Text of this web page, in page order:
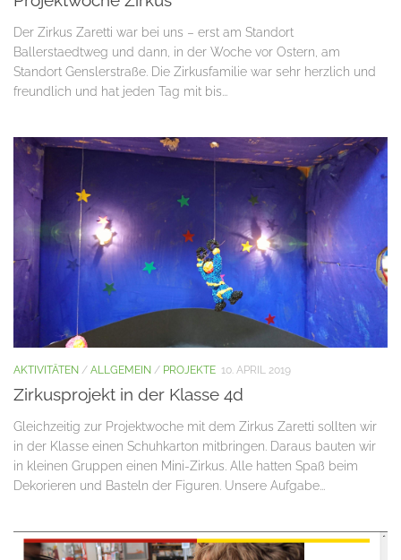
Der Zirkus Zaretti war bei uns – erst am Standort
Ballerstaedtweg und dann, in der Woche vor Ostern, am
Standort Genslerstraße. Die Zirkusfamilie war sehr herzlich und
freundlich und hat jeden Tag mit bis...
AKTIVITÄTEN / ALLGEMEIN / PROJEKTE 10. APRIL 2019
Zirkusprojekt in der Klasse 4d
Gleichzeitig zur Projektwoche mit dem Zirkus Zaretti sollten wir
in der Klasse einen Schuhkarton mitbringen. Daraus bauten wir
in kleinen Gruppen einen Mini-Zirkus. Alle hatten Spaß beim
Dekorieren und Basteln der Figuren. Unsere Aufgabe...